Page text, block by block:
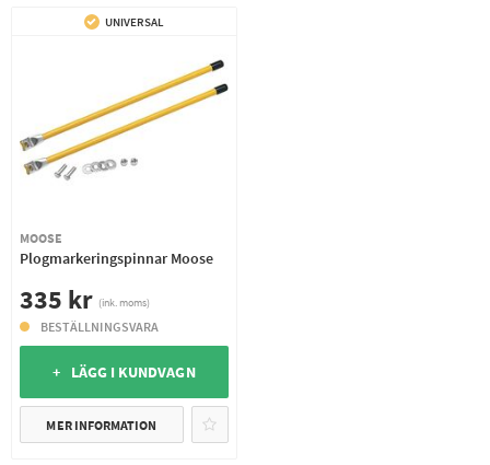
UNIVERSAL
MOOSE
Plogmarkeringspinnar Moose
335 kr (ink. moms)
BESTÄLLNINGSVARA
+ LÄGG I KUNDVAGN
MER INFORMATION